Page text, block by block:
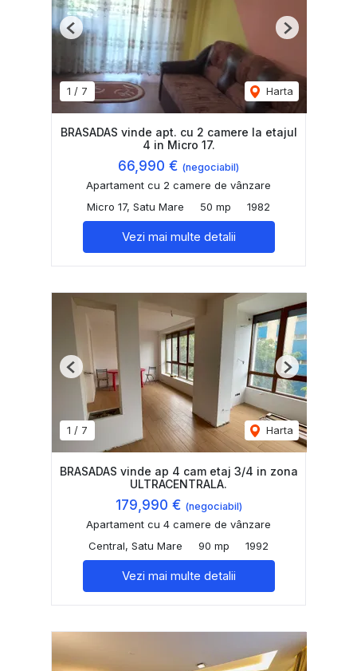
1 / 7 Harta
Previous Next
BRASADAS vinde apt. cu 2 camere la etajul
4 in Micro 17.
66,990 € (negociabil)
Apartament cu 2 camere de vânzare
Micro 17, Satu Mare
50 mp 1982
Vezi mai multe detalii
1 / 7 Harta
Previous Next
BRASADAS vinde ap 4 cam etaj 3/4 in zona
ULTRACENTRALA.
179,990 € (negociabil)
Apartament cu 4 camere de vânzare
Central, Satu Mare
90 mp 1992
Vezi mai multe detalii